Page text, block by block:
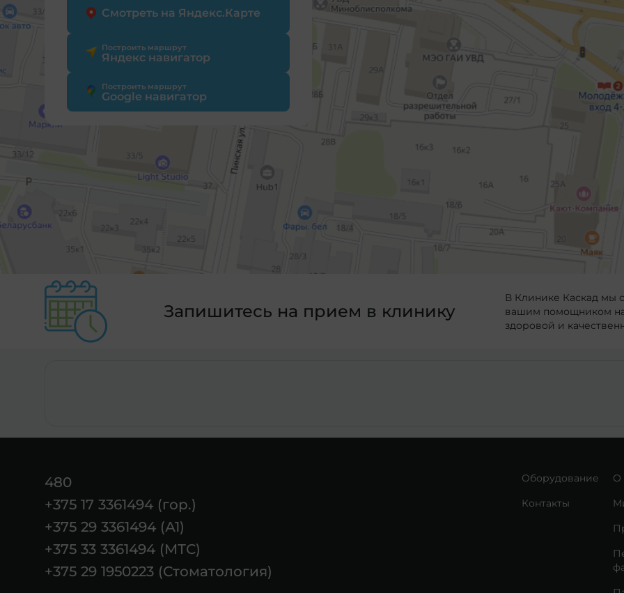
Смотреть на Яндекс.Карте
Построить маршрут
Яндекс навигатор
Построить маршрут
Google навигатор
Запишитесь на прием в клинику
В Клинике Каскад мы
вашим помощником на
здоровой и
480
+375 17 3361494 (гор.)
+375 29 3361494 (А1)
+375 33 3361494 (МТС)
+375 29 1950223 (Стоматология)
Оборудование
Контакты
О